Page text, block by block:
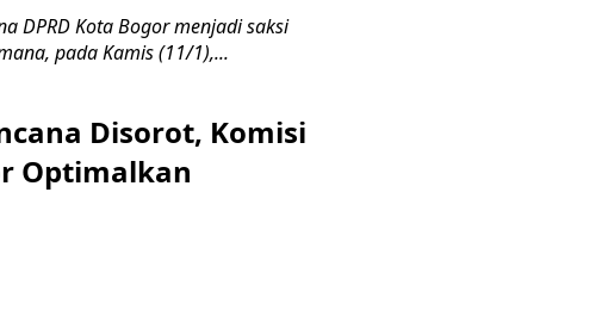
DPRD Kota Bogor menjadi saksi
pada Kamis (11/1),...
Disorot, Komisi
Optimalkan